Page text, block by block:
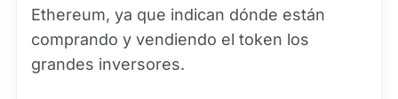
Ethereum, ya que indican dónde están
comprando y vendiendo el token los
grandes inversores.